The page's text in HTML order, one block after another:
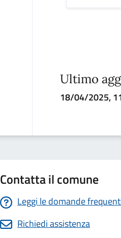
Ultimo
18/04/2025,
Contatta il comune
Leggi le domande
Richiedi assistenza